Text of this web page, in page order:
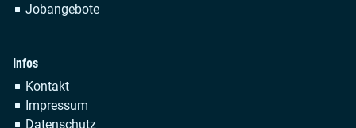
Jobangebote
Infos
Navigation
überspringen
Kontakt
Impressum
Datenschutz